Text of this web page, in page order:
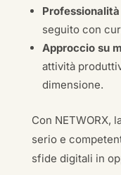
seguito con
Approccio su
attività
dimensione.
Con NETWORX,
serio e
sfide digitali in